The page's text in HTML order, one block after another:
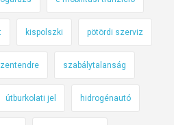
kispolszki pötördi szerviz
szabálytalanság
útburkolati jel hidrogénautó